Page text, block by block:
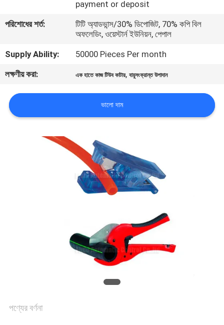
মান
যোগাযোগ
উদ্ধৃতির
POLICY
payment or deposit
পরিশোধের শর্ত:
টিটি অ্যাডভান্স/30% ডিপোজিট, 70% কপি বিল
অফলেডিং, ওয়েস্টার্ন ইউনিয়ন, পেপাল
Supply Ability:
50000 Pieces Per month
লক্ষণীয় করা:
এক হাতে কাজ টিউব কাটার,বায়ুসংক্রান্ত উপাদান
ভালো দাম
পণ্যের বর্ণনা